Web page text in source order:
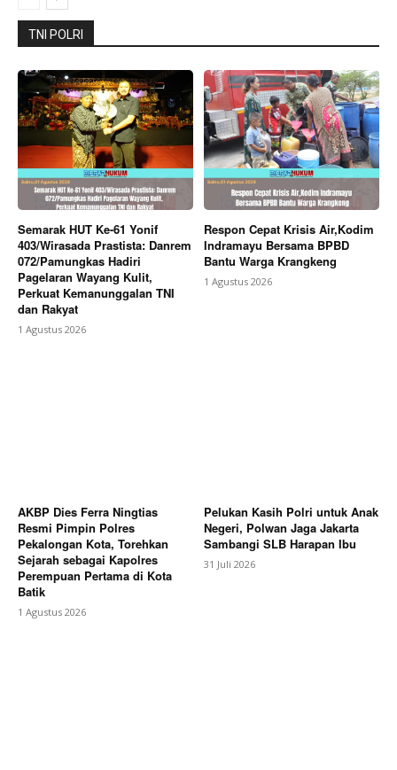
TNI POLRI
Semarak HUT Ke-61 Yonif
403/Wirasada Prastista: Danrem
072/Pamungkas Hadiri
Pagelaran Wayang Kulit,
Perkuat Kemanunggalan TNI
dan Rakyat
1 Agustus 2026
Respon Cepat Krisis Air,Kodim
Indramayu Bersama BPBD
Bantu Warga Krangkeng
1 Agustus 2026
AKBP Dies Ferra Ningtias
Resmi Pimpin Polres
Pekalongan Kota, Torehkan
Sejarah sebagai Kapolres
Perempuan Pertama di Kota
Batik
1 Agustus 2026
Pelukan Kasih Polri untuk Anak
Negeri, Polwan Jaga Jakarta
Sambangi SLB Harapan Ibu
31 Juli 2026